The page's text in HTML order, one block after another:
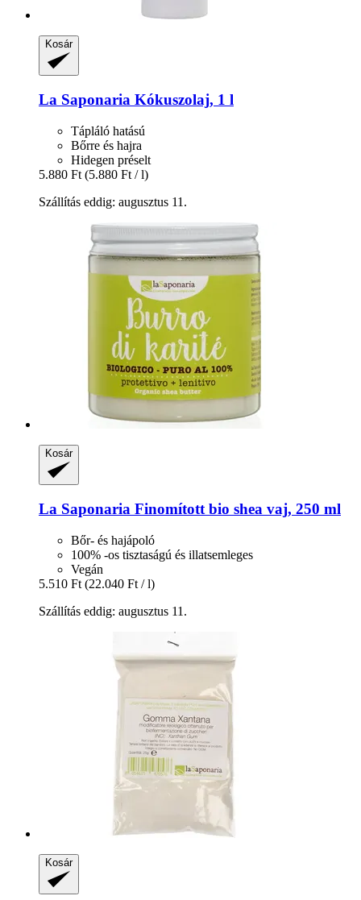
Kosár
La Saponaria Kókuszolaj, 1 l
Tápláló hatású
Bőrre és hajra
Hidegen préselt
5.880 Ft (5.880 Ft / l)
Szállítás eddig: augusztus 11.
Kosár
La Saponaria Finomított bio shea vaj, 250 ml
Bőr- és hajápoló
100% -os tisztaságú és illatsemleges
Vegán
5.510 Ft (22.040 Ft / l)
Szállítás eddig: augusztus 11.
Kosár